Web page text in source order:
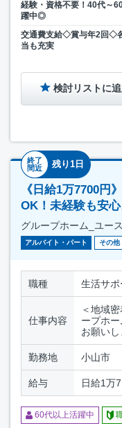
経験・資格不要！40代～
躍中◎
交通費支給◇賞与年2回◇
当も充実
検討リストに
終了
間近
残り1日
《日給1万7700円
OK！未経験も安
グループホーム_ユー
アルバイト・パート その他
職種 生活サ
仕事内容
＜地域
ープホ
お願いし
勤務地 小山市
給与 日給1万
60代以上活躍中